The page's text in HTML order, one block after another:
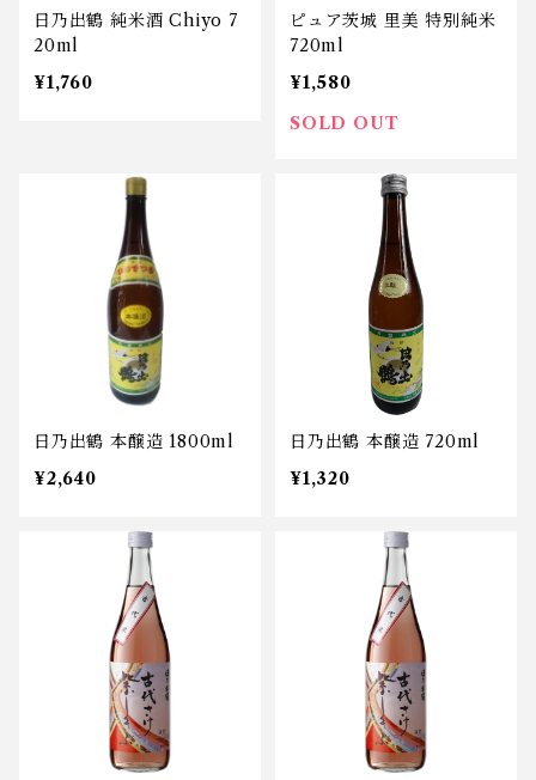
日乃出鶴 純米酒 Chiyo 7
20ml
¥1,760
ピュア茨城 里美 特別純米
720ml
¥1,580
SOLD OUT
日乃出鶴 本醸造 1800ml
¥2,640
日乃出鶴 本醸造 720ml
¥1,320